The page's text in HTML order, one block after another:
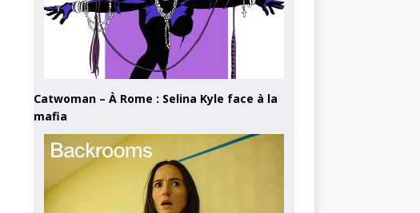
Catwoman – À Rome : Selina Kyle face à la
mafia